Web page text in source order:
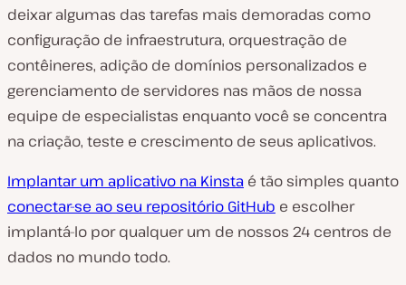
deixar algumas das tarefas mais demoradas como
configuração de infraestrutura, orquestração de
contêineres, adição de domínios personalizados e
gerenciamento de servidores nas mãos de nossa
equipe de especialistas enquanto você se concentra
na criação, teste e crescimento de seus aplicativos.
Implantar um aplicativo na Kinsta é tão simples quanto
conectar-se ao seu repositório GitHub e escolher
implantá-lo por qualquer um de nossos 24 centros de
dados no mundo todo.